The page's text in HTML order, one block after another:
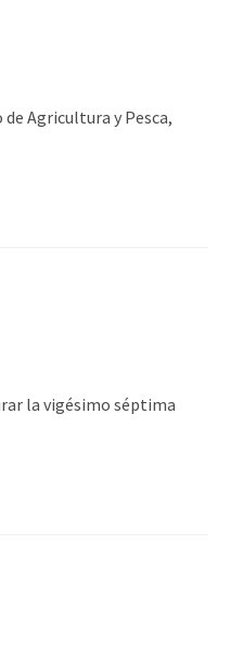
de Agricultura y Pesca,
la vigésimo séptima